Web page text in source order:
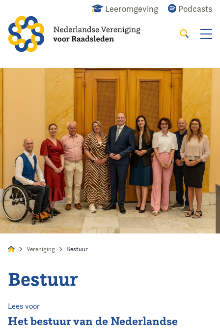
Leeromgeving Podcasts
Alles Nieuws Agenda Raadslid
Zoeken
Home
Agenda
Vereniging Bestuur
Bestuur
Lees voor
Het bestuur van de Nederlandse